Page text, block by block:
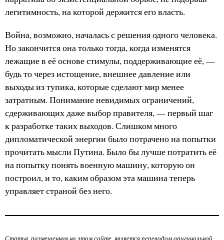
легитимность, на которой держится его власть.
Война, возможно, началась с решения одного человека.
Но закончится она только тогда, когда изменятся
лежащие в её основе стимулы, поддерживающие её, —
будь то через истощение, внешнее давление или
выходы из тупика, которые сделают мир менее
затратным. Понимание невидимых ограничений,
сдерживающих даже выбор правителя, — первый шаг
к разработке таких выходов. Слишком много
дипломатической энергии было потрачено на попытки
прочитать мысли Путина. Было бы лучше потратить её
на попытку понять военную машину, которую он
построил, и то, каким образом эта машина теперь
управляет страной без него.
Статья, размещенная на этом сайте, является переводом оригинальной